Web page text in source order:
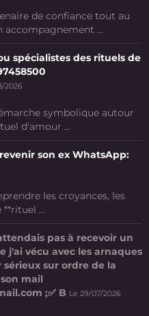
de confiance tout au
accompagnement ...
spécialistes des rituels de
2026
symbolique autour
d'amour ...
son ex WhatsApp:
les croyances, les
...
pas à recevoir un
j'ai vécu avec les arnaques
sur ordre de la
mail
;✅ B Le 29/07/2026